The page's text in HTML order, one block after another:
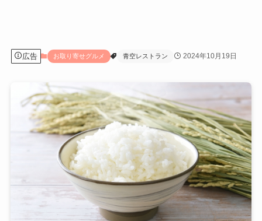
広告 お取り寄せグルメ 青空レストラン 2024年10月19日